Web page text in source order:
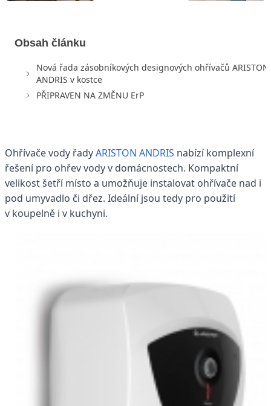
Obsah článku
Nová řada zásobníkových designových ohřívačů ARISTON
ANDRIS v kostce
PŘIPRAVEN NA ZMĚNU ErP
Ohřívače vody řadyARISTON ANDRIS nabízí komplexní
řešení pro ohřev vody v domácnostech. Kompaktní
velikost šetří místo a umožňuje instalovat ohřívače nad i
pod umyvadlo či dřez. Ideální jsou tedy pro použití
v koupelně i v kuchyni.